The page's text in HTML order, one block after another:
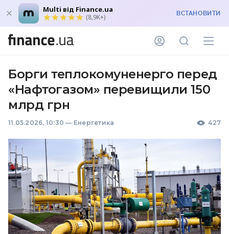
Multi від Finance.ua
(8,9K+) ВСТАНОВИТИ
Борги теплокомуненерго перед
«Нафтогазом» перевищили 150
млрд грн
11.05.2026, 10:30 — Енергетика 427